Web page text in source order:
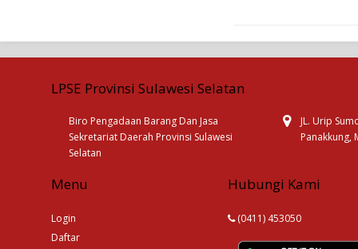
LPSE Provinsi Sulawesi Selatan
Biro Pengadaan Barang Dan Jasa
Sekretariat Daerah Provinsi Sulawesi
Selatan
JL. Urip
Panakkung,
Menu
Login
Daftar
Hubungi Kami
(0411) 453050